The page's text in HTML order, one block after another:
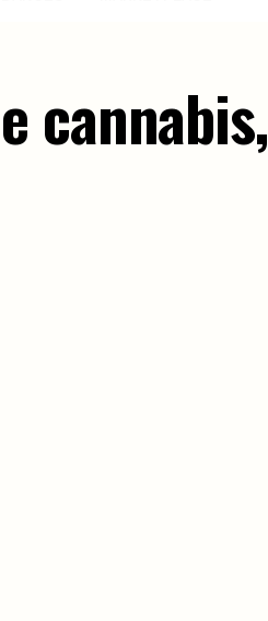
cannabis,